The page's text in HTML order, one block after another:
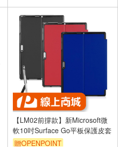
【LM02前撐款】新Microsoft微
軟10吋Surface Go平板保護皮套
贈OPENPOINT